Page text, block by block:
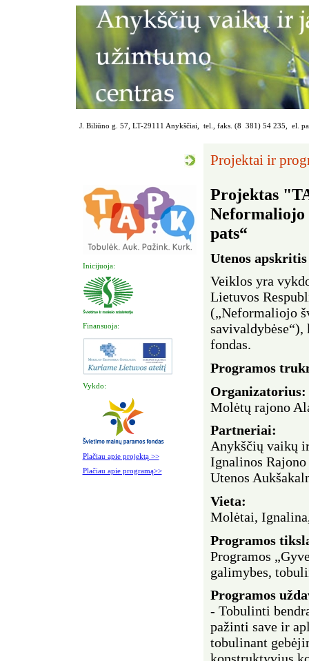
J. Biliūno g. 57, LT-29111 Anykščiai, tel., faks. (8 381) 54 235, el.
Projektai ir
Inicijuoja:
Finansuoja:
Vykdo:
Plačiau apie projektą >>
Plačiau apie programą>>
Projektas
Neformaliojo
pats“
Utenos apskritis
Veiklos yra
Lietuvos
(„Neformaliojo
fondas.
Programos
Organizatorius:
Molėtų rajono
Partneriai:
Anykščių vaikų
Ignalinos
Utenos
Vieta:
Molėtai,
Programos
Programos
galimybes,
Programos
- Tobulinti
pažinti save ir
tobulinant